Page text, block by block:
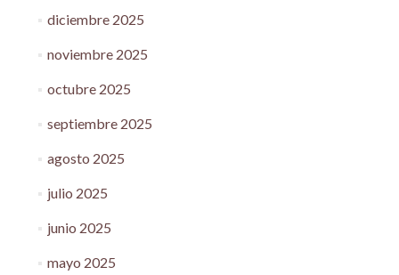
diciembre 2025
noviembre 2025
octubre 2025
septiembre 2025
agosto 2025
julio 2025
junio 2025
mayo 2025